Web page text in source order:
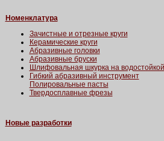
Номенклатура
Зачистные и отрезные круги
Керамические круги
Абразивные головки
Абразивные бруски
Шлифовальная шкурка на
Гибкий абразивный инструмент
Полировальные пасты
Твердосплавные фрезы
Новые разработки